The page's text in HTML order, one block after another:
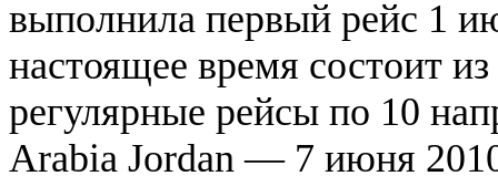
выполнила первый рейс 1
настоящее время состоит
регулярные рейсы по 10
Arabia Jordan — 7 июня